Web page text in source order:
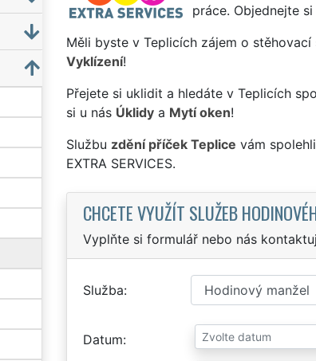
práce. Objednejte si
Měli byste v Teplicích zájem o
Vyklízení!
Přejete si uklidit a hledáte v Teplicích
si u nás Úklidya Mytí oken!
Službu zdění příček Teplice vám
EXTRA SERVICES.
CHCETE VYUŽÍT SLUŽEB
Vyplňte si formulář nebo nás
Služba
Datum